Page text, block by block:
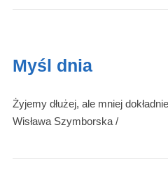
Myśl dnia
Żyjemy dłużej, ale mniej
Wisława Szymborska /